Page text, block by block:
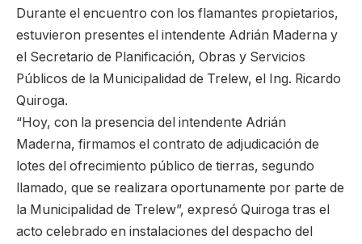
Durante el encuentro con los flamantes propietarios,
estuvieron presentes el intendente Adrián Maderna y
el Secretario de Planificación, Obras y Servicios
Públicos de la Municipalidad de Trelew, el Ing. Ricardo
Quiroga.
“Hoy, con la presencia del intendente Adrián
Maderna, firmamos el contrato de adjudicación de
lotes del ofrecimiento público de tierras, segundo
llamado, que se realizara oportunamente por parte de
la Municipalidad de Trelew”, expresó Quiroga tras el
acto celebrado en instalaciones del despacho del